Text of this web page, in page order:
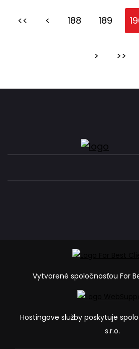
<< < 188 189
> >>
Vytvorené spoločnosťou For
Hostingove služby poskytuje
s.r.o.